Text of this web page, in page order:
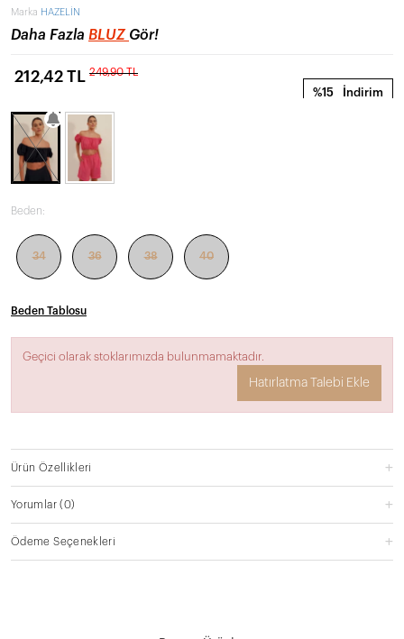
Marka HAZELİN
Daha Fazla BLUZ Gör!
%15 İndirim
212,42 TL 249,90 TL
Beden:
34 36 38 40
Beden Tablosu
Geçici olarak stoklarımızda bulunmamaktadır.
Hatırlatma Talebi Ekle
Ürün Özellikleri
Yorumlar(0)
Ödeme Seçenekleri